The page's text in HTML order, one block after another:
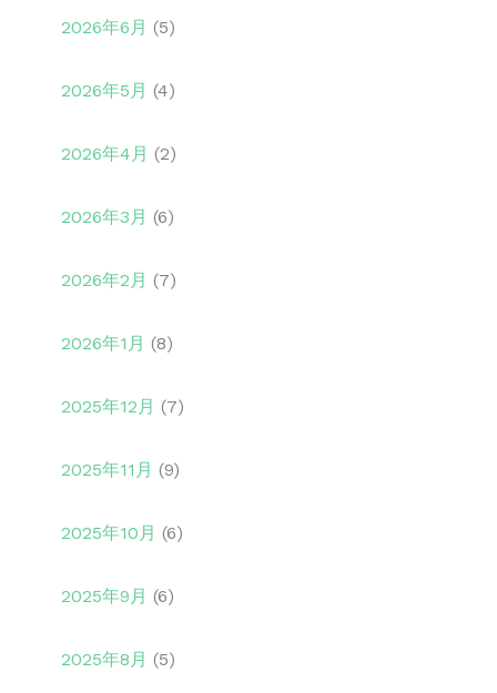
2026年6月 (5)
2026年5月 (4)
2026年4月 (2)
2026年3月 (6)
2026年2月 (7)
2026年1月 (8)
2025年12月 (7)
2025年11月 (9)
2025年10月 (6)
2025年9月 (6)
2025年8月 (5)